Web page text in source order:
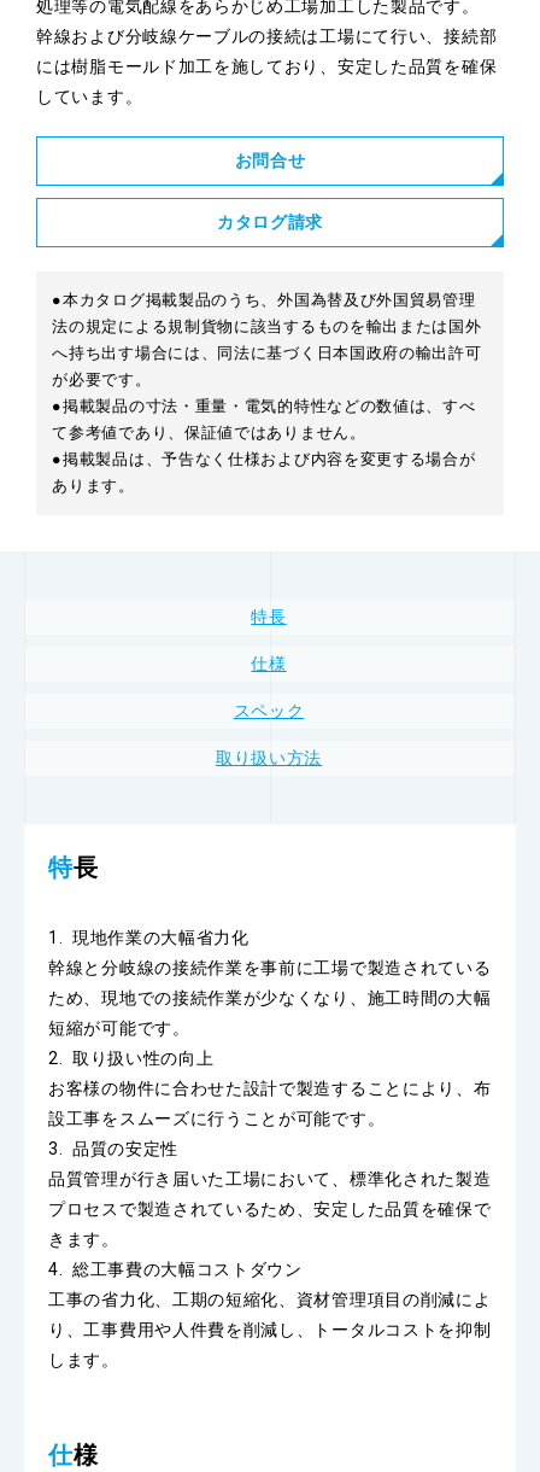
処理等の電気配線をあらかじめ工場加工した製品です。
幹線および分岐線ケーブルの接続は工場にて行い、接続部
には樹脂モールド加工を施しており、安定した品質を確保
しています。
お問合せ
カタログ請求
●本カタログ掲載製品のうち、外国為替及び外国貿易管理
法の規定による規制貨物に該当するものを輸出または国外
へ持ち出す場合には、同法に基づく日本国政府の輸出許可
が必要です。
●掲載製品の寸法・重量・電気的特性などの数値は、すべ
て参考値であり、保証値ではありません。
●掲載製品は、予告なく仕様および内容を変更する場合が
あります。
特長
仕様
スペック
取り扱い方法
特長
1. 現地作業の大幅省力化
幹線と分岐線の接続作業を事前に工場で製造されている
ため、現地での接続作業が少なくなり、施工時間の大幅
短縮が可能です。
2. 取り扱い性の向上
お客様の物件に合わせた設計で製造することにより、布
設工事をスムーズに行うことが可能です。
3. 品質の安定性
品質管理が行き届いた工場において、標準化された製造
プロセスで製造されているため、安定した品質を確保で
きます。
4. 総工事費の大幅コストダウン
工事の省力化、工期の短縮化、資材管理項目の削減によ
り、工事費用や人件費を削減し、トータルコストを抑制
します。
仕様